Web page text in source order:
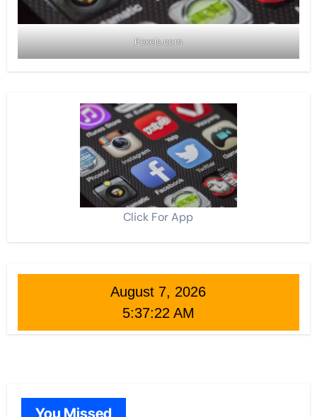
Pexels.com
Click For App
August 7, 2026
5:37:24 AM
You Missed